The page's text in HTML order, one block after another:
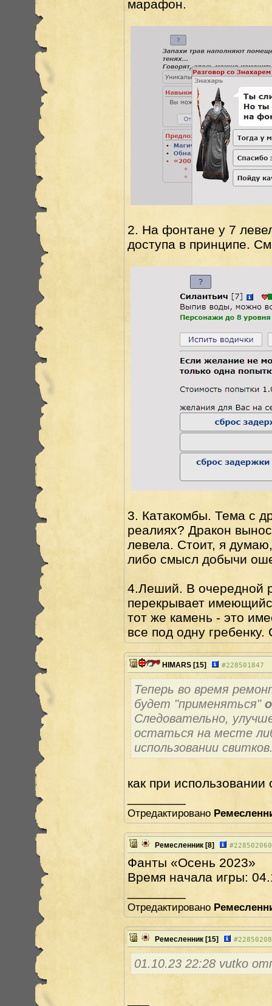
марафон.
2. На фонтане у 7
доступа в принципе.
3. Катакомбы. Тема с
реалиях? Дракон
левела. Стоит, я
либо смысл добычи
4.Леший. В очередной
перекрывает
тот же камень - это
все под одну гребенку.
HIMARS [15] #228501847
Теперь во время
будет "применяться"
Следовательно,
остаться на месте
использовании
как при
Отредактировано
Ремесленник [8] #228502060
Фанты «Осень 2023»
Время начала игры:
Отредактировано
Ремесленник [15] #
01.10.23 22:28 vutko